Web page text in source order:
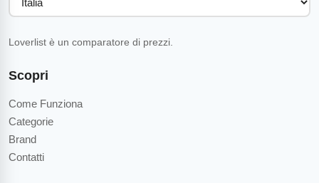
Scopri
Come Funziona
Categorie
Brand
Contatti
Loverlist è un comparatore di prezzi.